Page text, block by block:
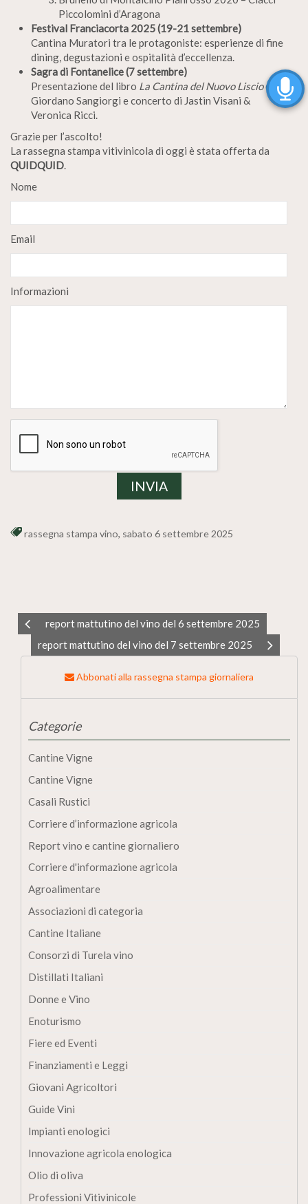
Piccolomini d’Aragona
Festival Franciacorta 2025 (19-21 settembre)
Cantina Muratori tra le protagoniste: esperienze di fine
dining, degustazioni e ospitalità d’eccellenza.
Sagra di Fontanelice (7 settembre)
Presentazione del libro La Cantina del Nuovo Lisciodi
Giordano Sangiorgi e concerto di Jastin Visani &
Veronica Ricci.
Grazie per l’ascolto!
La rassegna stampa vitivinicola di oggi è stata offerta da
QUIDQUID.
Nome
Email
Informazioni
rassegna stampa vino, sabato 6 settembre 2025
report mattutino del vino del 6 settembre 2025
report mattutino del vino del 7 settembre 2025
Abbonati alla rassegna stampa giornaliera
Categorie
Cantine Vigne
Cantine Vigne
Casali Rustici
Corriere d’informazione agricola
Report vino e cantine giornaliero
Corriere d'informazione agricola
Agroalimentare
Associazioni di categoria
Cantine Italiane
Consorzi di Turela vino
Distillati Italiani
Donne e Vino
Enoturismo
Fiere ed Eventi
Finanziamenti e Leggi
Giovani Agricoltori
Guide Vini
Impianti enologici
Innovazione agricola enologica
Olio di oliva
Professioni Vitivinicole